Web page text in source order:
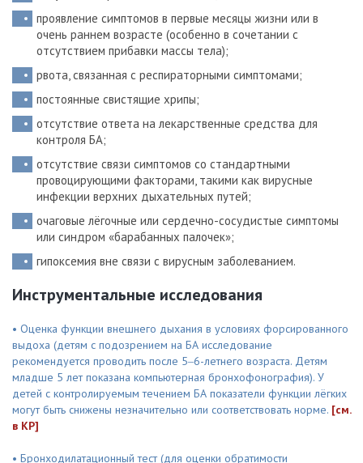
проявление симптомов в первые месяцы жизни или в
очень раннем возрасте (особенно в сочетании с
отсутствием прибавки массы тела);
рвота, связанная с респираторными симптомами;
постоянные свистящие хрипы;
отсутствие ответа на лекарственные средства для
контроля БА;
отсутствие связи симптомов со стандартными
провоцирующими факторами, такими как вирусные
инфекции верхних дыхательных путей;
очаговые лёгочные или сердечно-сосудистые симптомы
или синдром «барабанных палочек»;
гипоксемия вне связи с вирусным заболеванием.
Инструментальные исследования
• Оценка функции внешнего дыхания в условиях форсированного
выдоха (детям с подозрением на БА исследование
рекомендуется проводить после 5‒6-летнего возраста. Детям
младше 5 лет показана компьютерная бронхофонография). У
детей с контролируемым течением БА показатели функции лёгких
могут быть снижены незначительно или соответствовать норме. [см.
в КР]
• Бронходилатационный тест (для оценки обратимости